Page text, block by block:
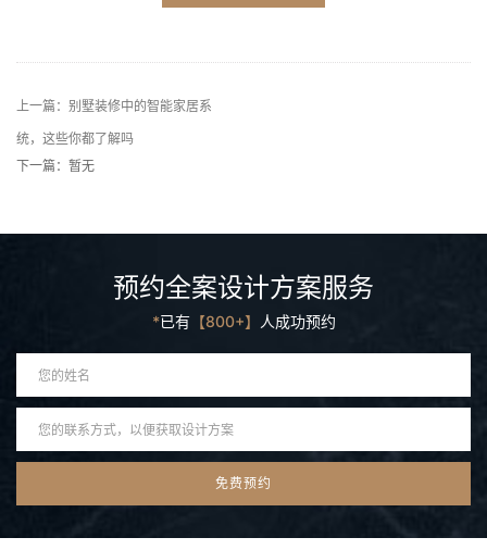
上一篇：别墅装修中的智能家居系
统，这些你都了解吗
下一篇：暂无
预约全案设计方案服务
*已有【800+】 人成功预约